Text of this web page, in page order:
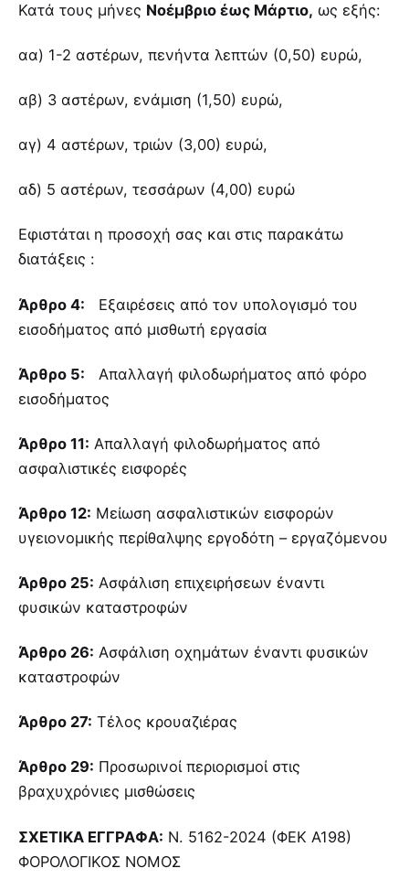
Κατά τους μήνες Νοέμβριο έως Μάρτιο, ως εξής:
αα) 1-2 αστέρων, πενήντα λεπτών (0,50) ευρώ,
αβ) 3 αστέρων, ενάμιση (1,50) ευρώ,
αγ) 4 αστέρων, τριών (3,00) ευρώ,
αδ) 5 αστέρων, τεσσάρων (4,00) ευρώ
Εφιστάται η προσοχή σας και στις παρακάτω
διατάξεις :
Άρθρο 4: Εξαιρέσεις από τον υπολογισμό του
εισοδήματος από μισθωτή εργασία
Άρθρο 5: Απαλλαγή φιλοδωρήματος από φόρο
εισοδήματος
Άρθρο 11: Απαλλαγή φιλοδωρήματος από
ασφαλιστικές εισφορές
Άρθρο 12: Μείωση ασφαλιστικών εισφορών
υγειονομικής περίθαλψης εργοδότη – εργαζόμενου
Άρθρο 25: Ασφάλιση επιχειρήσεων έναντι
φυσικών καταστροφών
Άρθρο 26: Ασφάλιση οχημάτων έναντι φυσικών
καταστροφών
Άρθρο 27: Τέλος κρουαζιέρας
Άρθρο 29: Προσωρινοί περιορισμοί στις
βραχυχρόνιες μισθώσεις
ΣΧΕΤΙΚΑ ΕΓΓΡΑΦΑ: Ν. 5162-2024 (ΦΕΚ Α198)
ΦΟΡΟΛΟΓΙΚΟΣ ΝΟΜΟΣ